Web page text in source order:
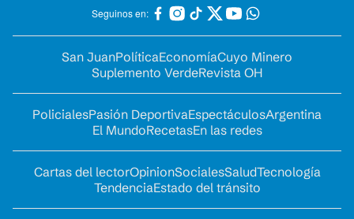
Seguinos en:
San JuanPolíticaEconomíaCuyo Minero
Suplemento VerdeRevista OH
PolicialesPasión DeportivaEspectáculosArgentina
El MundoRecetasEn las redes
Cartas del lectorOpinionSocialesSaludTecnología
TendenciaEstado del tránsito